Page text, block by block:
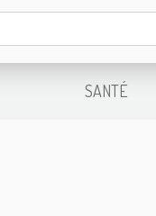
SANTÉ